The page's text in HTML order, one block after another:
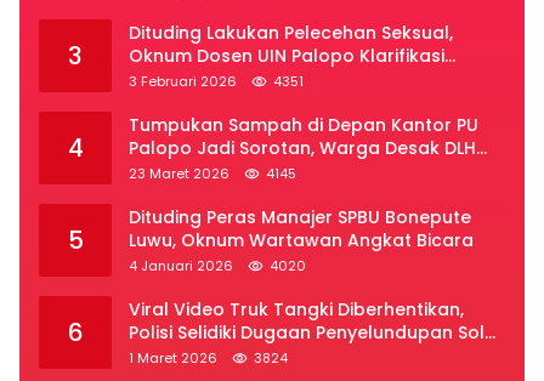
3
Dituding Lakukan Pelecehan Seksual,
Oknum Dosen UIN Palopo Klarifikasi
Kronologi
3 Februari 2026 4351
4
Tumpukan Sampah di Depan Kantor PU
Palopo Jadi Sorotan, Warga Desak DLH
Segera Bertindak
23 Maret 2026 4145
5
Dituding Peras Manajer SPBU Bonepute
Luwu, Oknum Wartawan Angkat Bicara
4 Januari 2026 4020
6
Viral Video Truk Tangki Diberhentikan,
Polisi Selidiki Dugaan Penyelundupan Solar
Subsidi di Palopo
1 Maret 2026 3824